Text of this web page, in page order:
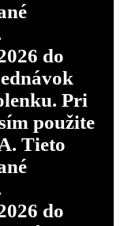
do
Pri
použite
Tieto
do